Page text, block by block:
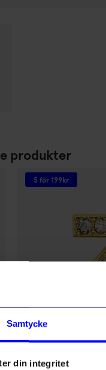
Samtycke
din integritet
produkter
5 för 199kr
DRM-LND
ditt
och